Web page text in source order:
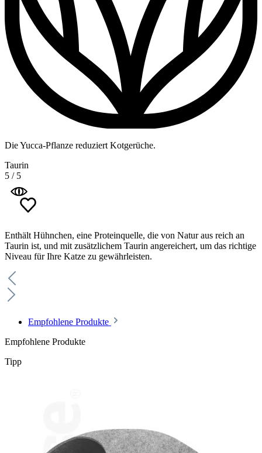
Die Yucca-Pflanze reduziert Kotgerüche.
Taurin
5 / 5
Enthält Hühnchen, eine Proteinquelle, die von Natur aus reich an
Taurin ist, und mit zusätzlichem Taurin angereichert, um das richtige
Niveau für Ihre Katze zu gewährleisten.
Empfohlene Produkte
Empfohlene Produkte
Tipp